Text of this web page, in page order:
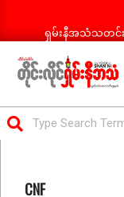
ရှမ်းနီအသံသတင်
ရှမ်း
နီ
MenuCNF